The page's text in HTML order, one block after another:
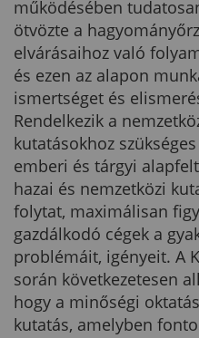
működésében
ötvözte a
elvárásaihoz való
és ezen az alapon
ismertséget és
Rendelkezik a
kutatásokhoz
emberi és tárgyi
hazai és nemzetközi
folytat, maximálisan
gazdálkodó cégek a
problémáit, igényeit. A
során következetesen
hogy a minőségi
kutatás, amelyben